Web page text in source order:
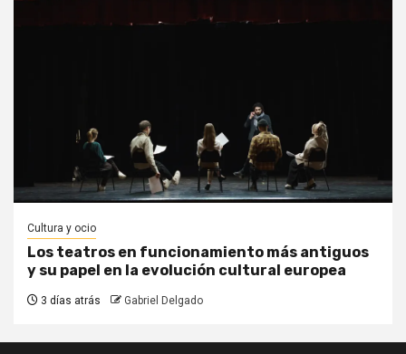
Cultura y ocio
Los teatros en funcionamiento más antiguos
y su papel en la evolución cultural europea
3 días atrás Gabriel Delgado